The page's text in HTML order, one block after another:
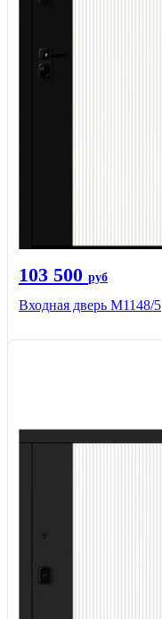
103 500 руб
Входная дверь М1148/5